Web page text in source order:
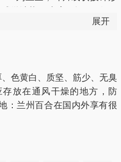
、咯血、恶寒：熟地黄、生
甘草各3g，桔梗、玄参各
15.0克（刷去毛）细叶沙参
分，二次煎液合并，加入麦
30克，共研为细末，炼蜜为
，每日3次。
合、酸枣仁各15克，远志9
，每日1剂。
，乳白色（细叶百合花红色
，剥取鳞片，沸水捞过，焙
培。生于土壤深肥的山坡、
展开
色黄白、质坚、筋少、无臭
放在通风干燥的地方，防
：兰州百合在国内外享有很